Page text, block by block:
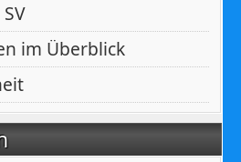
im Überblick